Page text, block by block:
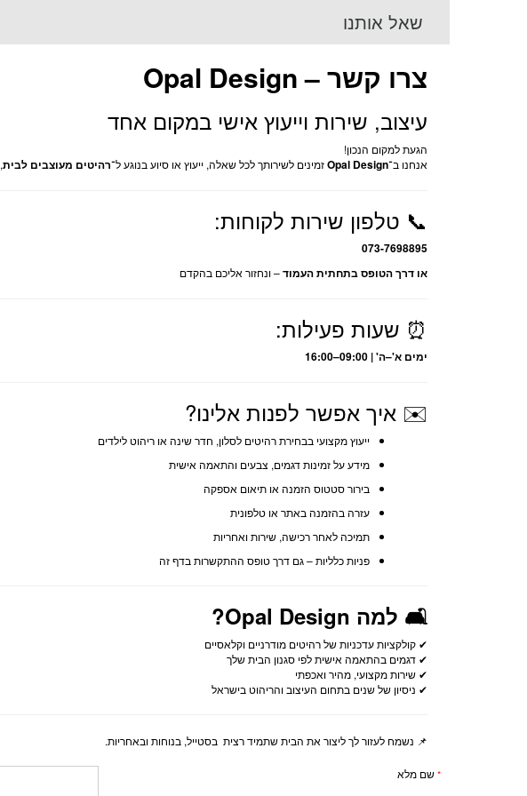
שאל אותנו
צרו קשר – Opal Design
עיצוב, שירות וייעוץ אישי במקום אחד
הגעת למקום הנכון!
אנחנו ב־Opal Designזמינים לשירותך לכל שאלה, ייעוץ או סיוע בנוגע ל־רהיטים מעוצבים לבית,
📞 טלפון שירות לקוחות:
073-7698895
או דרך הטופס בתחתית העמוד– ונחזור אליכם בהקדם
⏰ שעות פעילות:
ימים א'–ה' | 09:00–16:00
✉️ איך אפשר לפנות אלינו?
ייעוץ מקצועי בבחירת רהיטים לסלון, חדר שינה או ריהוט לילדים
מידע על זמינות דגמים, צבעים והתאמה אישית
בירור סטטוס הזמנה או תיאום אספקה
עזרה בהזמנה באתר או טלפונית
תמיכה לאחר רכישה, שירות ואחריות
פניות כלליות – גם דרך טופס ההתקשרות בדף זה
🛋️ למה Opal Design?
✔ קולקציות עדכניות של רהיטים מודרניים וקלאסיים
✔ דגמים בהתאמה אישית לפי סגנון הבית שלך
✔ שירות מקצועי, מהיר ואכפתי
✔ ניסיון של שנים בתחום העיצוב והריהוט בישראל
📌 נשמח לעזור לך ליצור את הבית שתמיד רצית בסטייל, בנוחות ובאחריות.
*שם מלא